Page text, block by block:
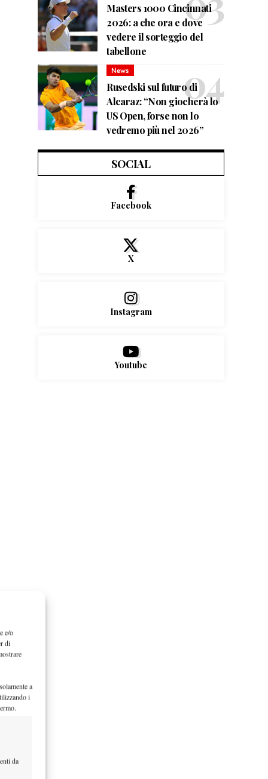
e/o
di
a
i
da
Masters 1000 Cincinnati
2026: a che ora e dove
vedere il sorteggio del
tabellone
News
Rusedski sul futuro di
Alcaraz: “Non giocherà lo
US Open, forse non lo
vedremo più nel 2026”
SOCIAL
Facebook
X
Instagram
Youtube